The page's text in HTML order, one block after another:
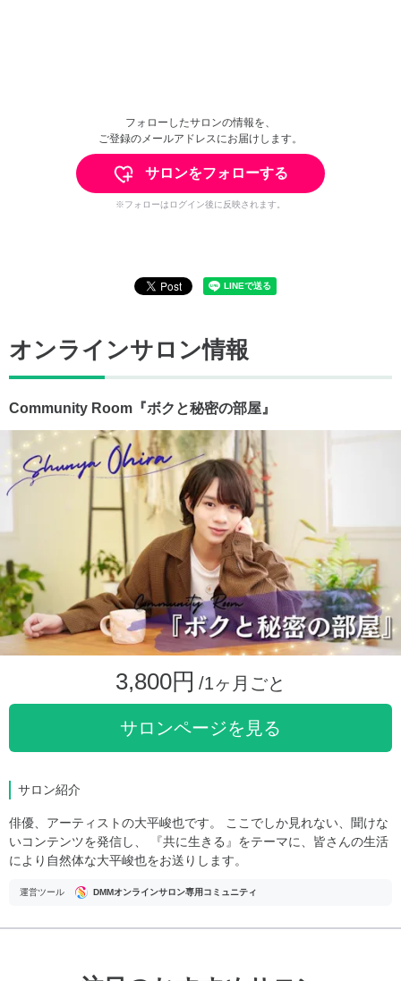
フォローしたサロンの情報を、
ご登録のメールアドレスにお届けします。
サロンをフォローする
※フォローはログイン後に反映されます。
オンラインサロン情報
Community Room『ボクと秘密の部屋』
3,800円 /1ヶ月ごと
サロンページを見る
サロン紹介
俳優、アーティストの大平峻也です。 ここでしか見れない、聞けな
いコンテンツを発信し、 『共に生きる』をテーマに、皆さんの生活
により自然体な大平峻也をお送りします。
運営ツール DMMオンラインサロン専用コミュニティ